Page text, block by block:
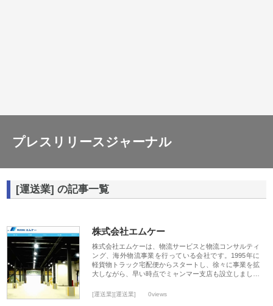
プレスリリースジャーナル
[運送業] の記事一覧
株式会社エムケー
株式会社エムケーは、物流サービスと物流コンサルティ
ング、海外物流事業を行っている会社です。1995年に
軽貨物トラック宅配便からスタートし、徐々に事業を拡
大しながら、早い時点でミャンマー支店も設立しまし…
[運送業][運送業] 0views